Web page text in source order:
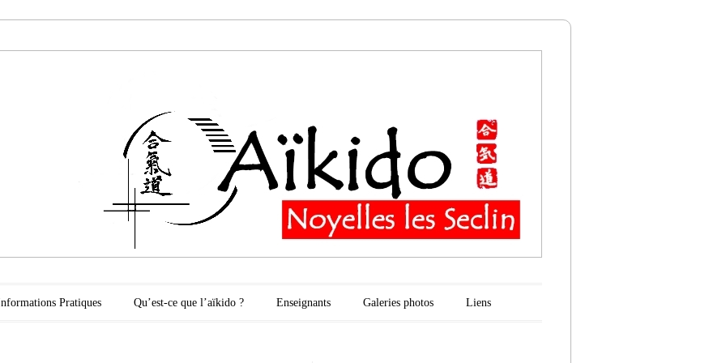
Pratiques Qu’est-ce que l’aïkido ? Enseignants Galeries photos Liens